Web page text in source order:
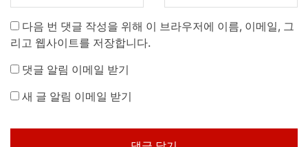
다음 번 댓글 작성을 위해 이 브라우저에 이름, 이메일, 그
리고 웹사이트를 저장합니다.
댓글 알림 이메일 받기
새 글 알림 이메일 받기